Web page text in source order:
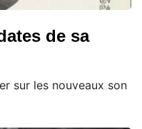
de sa
sur les nouveaux son